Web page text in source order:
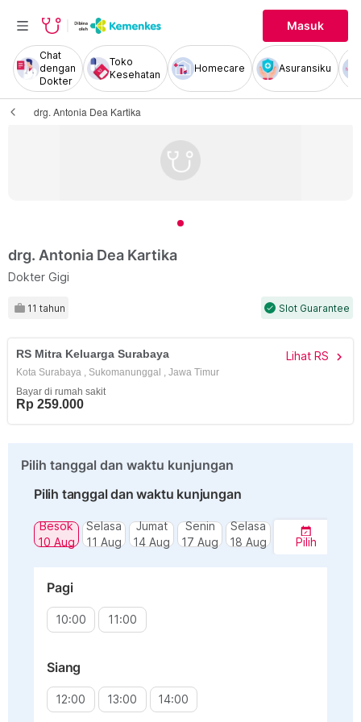
Masuk
Chat
dengan
Dokter
Toko
Kesehatan
Homecare Asuransiku
drg. Antonia Dea Kartika
drg. Antonia Dea Kartika
Dokter Gigi
11 tahun check Slot Guarantee
RS Mitra Keluarga Surabaya Lihat RS chevron_right
Kota Surabaya , Sukomanunggal , Jawa Timur
Bayar di rumah sakit
Rp 259.000
Pilih tanggal dan waktu kunjungan
Pilih tanggal dan waktu kunjungan
Besok
10 Aug
Selasa
11 Aug
Jumat
14 Aug
Senin
17 Aug
Selasa
18 Aug
Pilih
Pagi
10:00 11:00
Siang
12:00 13:00 14:00